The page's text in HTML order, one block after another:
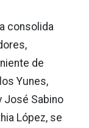
consolida
de
Yunes,
José Sabino
López, se